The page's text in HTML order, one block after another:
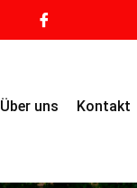
Über uns Kontakt